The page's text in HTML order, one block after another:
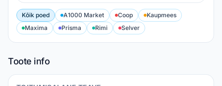
Kõik poed A1000 Market Coop
Kaupmees
Maxima
Prisma Rimi Selver
Toote info